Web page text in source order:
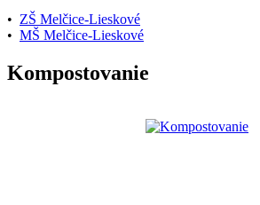
• ZŠ Melčice-Lieskové
• MŠ Melčice-Lieskové
Kompostovanie